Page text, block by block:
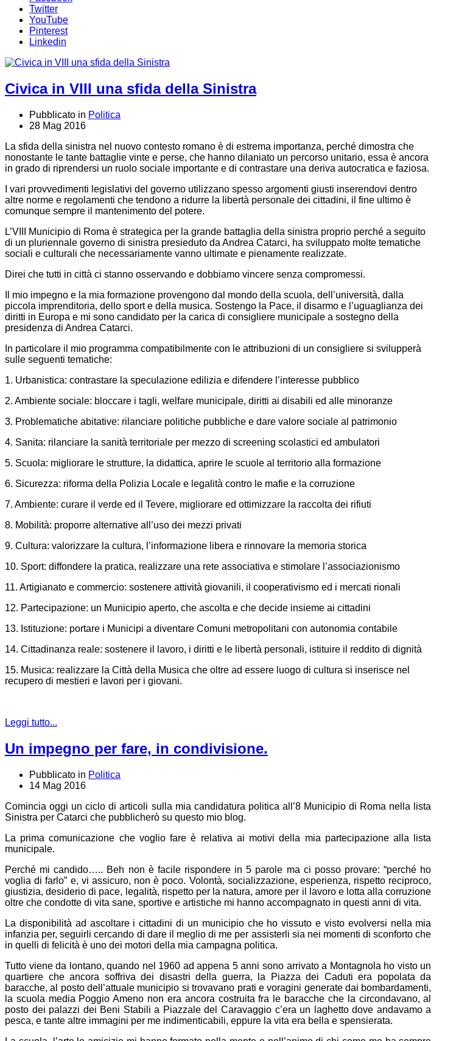
Twitter
YouTube
Pinterest
Linkedin
Civica in VIII una sfida della Sinistra
Pubblicato in Politica
28 Mag 2016
La sfida della sinistra nel nuovo contesto romano è di estrema importanza, perché dimostra che
nonostante le tante battaglie vinte e perse, che hanno dilaniato un percorso unitario, essa è ancora
in grado di riprendersi un ruolo sociale importante e di contrastare una deriva autocratica e faziosa.
I vari provvedimenti legislativi del governo utilizzano spesso argomenti giusti inserendovi dentro
altre norme e regolamenti che tendono a ridurre la libertà personale dei cittadini, il fine ultimo è
comunque sempre il mantenimento del potere.
L’VIII Municipio di Roma è strategica per la grande battaglia della sinistra proprio perché a seguito
di un pluriennale governo di sinistra presieduto da Andrea Catarci, ha sviluppato molte tematiche
sociali e culturali che necessariamente vanno ultimate e pienamente realizzate.
Direi che tutti in città ci stanno osservando e dobbiamo vincere senza compromessi.
Il mio impegno e la mia formazione provengono dal mondo della scuola, dell’università, dalla
piccola imprenditoria, dello sport e della musica. Sostengo la Pace, il disarmo e l’uguaglianza dei
diritti in Europa e mi sono candidato per la carica di consigliere municipale a sostegno della
presidenza di Andrea Catarci.
In particolare il mio programma compatibilmente con le attribuzioni di un consigliere si svilupperà
sulle seguenti tematiche:
1. Urbanistica: contrastare la speculazione edilizia e difendere l’interesse pubblico
2. Ambiente sociale: bloccare i tagli, welfare municipale, diritti ai disabili ed alle minoranze
3. Problematiche abitative: rilanciare politiche pubbliche e dare valore sociale al patrimonio
4. Sanita: rilanciare la sanità territoriale per mezzo di screening scolastici ed ambulatori
5. Scuola: migliorare le strutture, la didattica, aprire le scuole al territorio alla formazione
6. Sicurezza: riforma della Polizia Locale e legalità contro le mafie e la corruzione
7. Ambiente: curare il verde ed il Tevere, migliorare ed ottimizzare la raccolta dei rifiuti
8. Mobilità: proporre alternative all’uso dei mezzi privati
9. Cultura: valorizzare la cultura, l’informazione libera e rinnovare la memoria storica
10. Sport: diffondere la pratica, realizzare una rete associativa e stimolare l’associazionismo
11. Artigianato e commercio: sostenere attività giovanili, il cooperativismo ed i mercati rionali
12. Partecipazione: un Municipio aperto, che ascolta e che decide insieme ai cittadini
13. Istituzione: portare i Municipi a diventare Comuni metropolitani con autonomia contabile
14. Cittadinanza reale: sostenere il lavoro, i diritti e le libertà personali, istituire il reddito di dignità
15. Musica: realizzare la Città della Musica che oltre ad essere luogo di cultura si inserisce nel
recupero di mestieri e lavori per i giovani.
Leggi tutto...
Un impegno per fare, in condivisione.
Pubblicato in Politica
14 Mag 2016
Comincia oggi un ciclo di articoli sulla mia candidatura politica all’8 Municipio di Roma nella lista
Sinistra per Catarci che pubblicherò su questo mio blog.
La prima comunicazione che voglio fare è relativa ai motivi della mia partecipazione alla lista
municipale.
Perché mi candido….. Beh non è facile rispondere in 5 parole ma ci posso provare: “perché ho
voglia di farlo” e, vi assicuro, non è poco. Volontà, socializzazione, esperienza, rispetto reciproco,
giustizia, desiderio di pace, legalità, rispetto per la natura, amore per il lavoro e lotta alla corruzione
oltre che condotte di vita sane, sportive e artistiche mi hanno accompagnato in questi anni di vita.
La disponibilità ad ascoltare i cittadini di un municipio che ho vissuto e visto evolversi nella mia
infanzia per, seguirli cercando di dare il meglio di me per assisterli sia nei momenti di sconforto che
in quelli di felicità è uno dei motori della mia campagna politica.
Tutto viene da lontano, quando nel 1960 ad appena 5 anni sono arrivato a Montagnola ho visto un
quartiere che ancora soffriva dei disastri della guerra, la Piazza dei Caduti era popolata da
baracche, al posto dell’attuale municipio si trovavano prati e voragini generate dai bombardamenti,
la scuola media Poggio Ameno non era ancora costruita fra le baracche che la circondavano, al
posto dei palazzi dei Beni Stabili a Piazzale del Caravaggio c’era un laghetto dove andavamo a
pesca, e tante altre immagini per me indimenticabili, eppure la vita era bella e spensierata.